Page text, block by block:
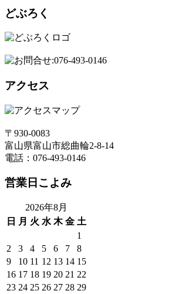
どぶろく
アクセス
〒930-0083
富山県富山市総曲輪2-8-14
電話：076-493-0146
営業日こよみ
2026年8月
日
月 火 水 木 金 土
1
2
3 4 5 6 7
8
9
10 11 12 13 14 15
16 17 18 19 20 21 22
23 24 25 26 27 28 29